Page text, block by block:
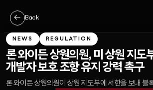
← Back
NEWS REGULATION
론 와이든 상원의원, 미 상원 지도
개발자 보호 조항 유지 강력 촉구
론 와이든 상원의원이 상원 지도부에 서한을 보내 블